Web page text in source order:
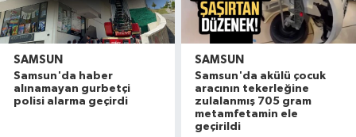
SAMSUN
Samsun'da haber
alınamayan gurbetçi
polisi alarma geçirdi
SAMSUN
Samsun'da akülü çocuk
aracının tekerleğine
zulalanmış 705 gram
metamfetamin ele
geçirildi
17:44 |Samsun'da akaryakıt istasyonunda ortalık
Işığı yandığı için kontrol edilen evden cinayet
Nebiyanfest'te motokros heyecanı